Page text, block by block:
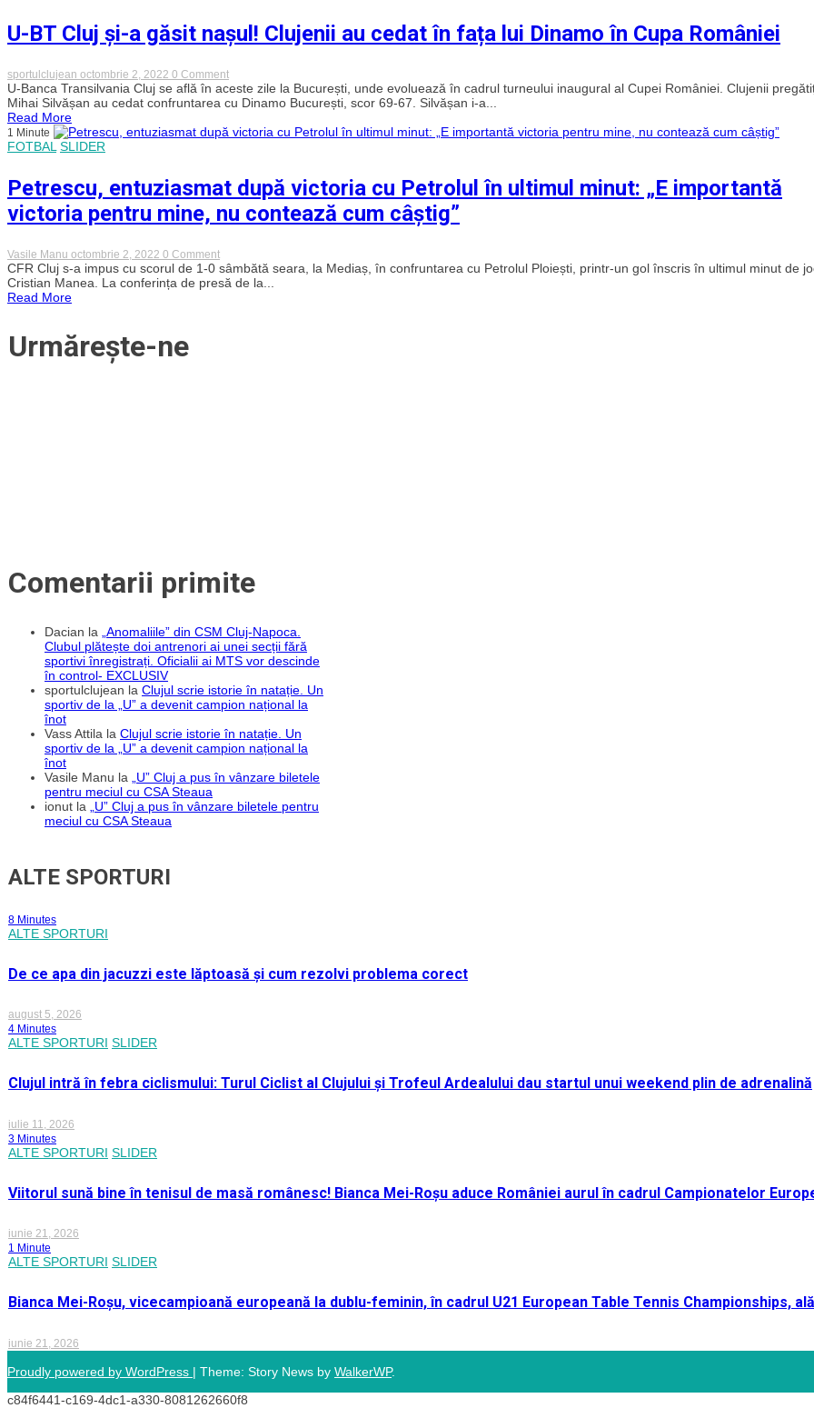
ul
Ligii
de
rugby
duelul
cu
Odorhei
U-BT Cluj și-a găsit nașul! Clujenii au cedat în fața lui Dinamo în Cupa României
sportulclujean octombrie 2, 2022 0 Commenton
U-
BT
Cluj
a
au
cedat
în
fața
în
Cupa
României
U-Banca Transilvania Cluj se află în aceste zile la București, unde evoluează în cadrul turneului inaugural al Cupei României. Clujenii
Mihai Silvășan au cedat confruntarea cu Dinamo București, scor 69-67. Silvășan i-a...
Read More
1 Minute
FOTBAL SLIDER
Petrescu, entuziasmat după victoria cu Petrolul în ultimul minut: „E importantă
victoria pentru mine, nu contează cum câștig”
Vasile Manu octombrie 2, 2022 0 Commenton
Petrescu,
entuziasmat
după
CFR Cluj s-a impus cu scorul de 1-0 sâmbătă seara, la Mediaș, în confruntarea cu Petrolul Ploiești, printr-un gol înscris în ultimul minut de
Cristian Manea. La conferința de presă de la...
Read More
Urmărește-ne
Comentarii primite
Dacian la
„Anomaliile” din CSM Cluj-Napoca.
Clubul plătește doi antrenori ai unei secții fără
sportivi înregistrați. Oficialii ai MTS vor descinde
în control- EXCLUSIV
sportulclujean la Clujul scrie istorie în natație. Un
sportiv de la „U” a devenit campion național la
înot
Vass Attila la Clujul scrie istorie în natație. Un
sportiv de la „U” a devenit campion național la
înot
Vasile Manu la
„U” Cluj a pus în vânzare biletele
pentru meciul cu CSA Steaua
ionut la
„U” Cluj a pus în vânzare biletele pentru
meciul cu CSA Steaua
ALTE SPORTURI
8 Minutes
ALTE SPORTURI
De ce apa din jacuzzi este lăptoasă și cum rezolvi problema corect
august 5, 2026
4 Minutes
ALTE SPORTURI SLIDER
Clujul intră în febra ciclismului: Turul Ciclist al Clujului și Trofeul Ardealului dau startul unui weekend plin de adrenalină
iulie 11, 2026
3 Minutes
ALTE SPORTURI SLIDER
Viitorul sună bine în tenisul de masă românesc! Bianca Mei-Roșu aduce României aurul în cadrul Campionatelor
iunie 21, 2026
1 Minute
ALTE SPORTURI SLIDER
Bianca Mei-Roșu, vicecampioană europeană la dublu-feminin, în cadrul U21 European Table Tennis Championships,
iunie 21, 2026
Proudly powered by WordPress | Theme: Story News by WalkerWP.
c84f6441-c169-4dc1-a330-8081262660f8